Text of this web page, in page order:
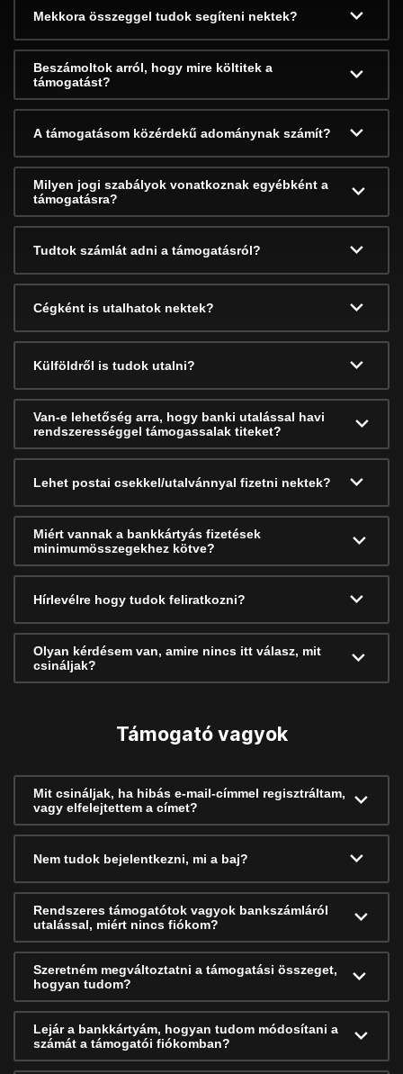
Mekkora összeggel tudok segíteni nektek?
Beszámoltok arról, hogy mire költitek a
támogatást?
A támogatásom közérdekű adománynak számít?
Milyen jogi szabályok vonatkoznak egyébként a
támogatásra?
Tudtok számlát adni a támogatásról?
Cégként is utalhatok nektek?
Külföldről is tudok utalni?
Van-e lehetőség arra, hogy banki utalással havi
rendszerességgel támogassalak titeket?
Lehet postai csekkel/utalvánnyal fizetni nektek?
Miért vannak a bankkártyás fizetések
minimumösszegekhez kötve?
Hírlevélre hogy tudok feliratkozni?
Olyan kérdésem van, amire nincs itt válasz, mit
csináljak?
Támogató vagyok
Mit csináljak, ha hibás e-mail-címmel regisztráltam,
vagy elfelejtettem a címet?
Nem tudok bejelentkezni, mi a baj?
Rendszeres támogatótok vagyok bankszámláról
utalással, miért nincs fiókom?
Szeretném megváltoztatni a támogatási összeget,
hogyan tudom?
Lejár a bankkártyám, hogyan tudom módosítani a
számát a támogatói fiókomban?